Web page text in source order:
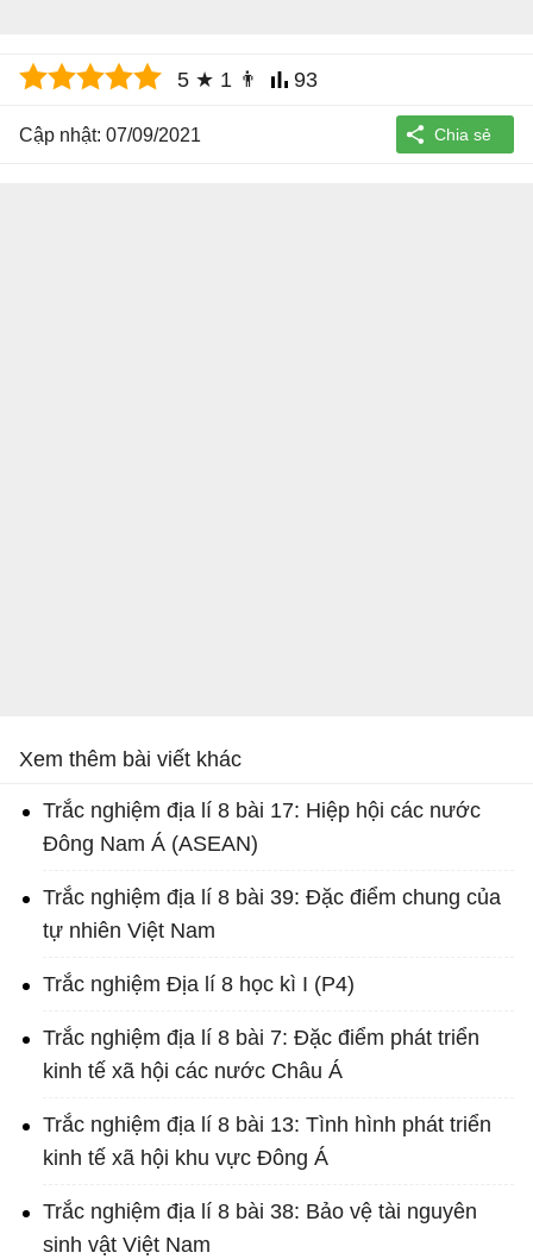
5 ★ 1 👨 93
Cập nhật: 07/09/2021
Xem thêm bài viết khác
Trắc nghiệm địa lí 8 bài 17: Hiệp hội các nước
Đông Nam Á (ASEAN)
Trắc nghiệm địa lí 8 bài 39: Đặc điểm chung của
tự nhiên Việt Nam
Trắc nghiệm Địa lí 8 học kì I (P4)
Trắc nghiệm địa lí 8 bài 7: Đặc điểm phát triển
kinh tế xã hội các nước Châu Á
Trắc nghiệm địa lí 8 bài 13: Tình hình phát triển
kinh tế xã hội khu vực Đông Á
Trắc nghiệm địa lí 8 bài 38: Bảo vệ tài nguyên
sinh vật Việt Nam